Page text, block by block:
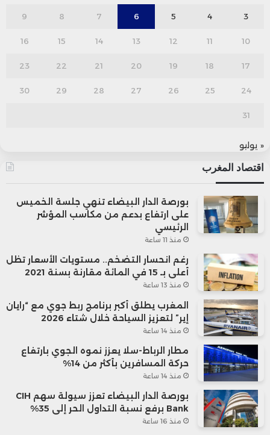
3
4
5
6
7
8
9
10
11
12
13
14
15
16
17
18
19
20
21
22
23
24
25
26
27
28
29
30
31
« يوليو
اقتصاد المغرب
بورصة الدار البيضاء تنهي جلسة الخميس
على ارتفاع بدعم من مكاسب المؤشر
الرئيسي
منذ 11 ساعة
رغم انحسار التضخم.. مستويات الأسعار تظل
أعلى بـ 15 في المائة مقارنة بسنة 2021
منذ 13 ساعة
المغرب يطلق أكبر برنامج ربط جوي مع “رايان
إير” لتعزيز السياحة خلال شتاء 2026
منذ 14 ساعة
مطار الرباط-سلا يعزز نموه الجوي بارتفاع
حركة المسافرين بأكثر من 14%
منذ 14 ساعة
بورصة الدار البيضاء تعزز سيولة سهم CIH
Bank برفع نسبة التداول الحر إلى 35%
منذ 16 ساعة